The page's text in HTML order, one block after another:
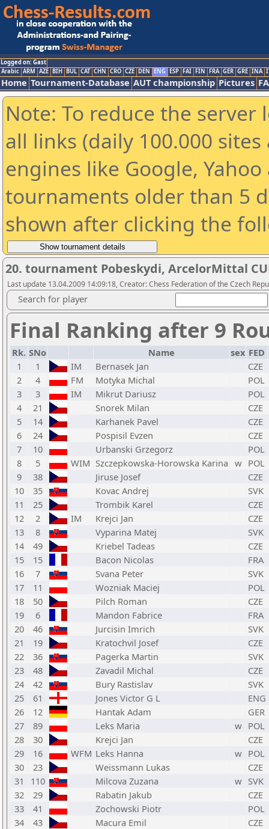
Logged on: Gast
Arabic ARM AZE BIH BUL CAT CHN CRO CZE DEN ENG ESP FAI FIN FRA GER GRE INA
Home Tournament-Database AUT championship Pictures
Note: To reduce the
all links (daily 100.000
engines like Google,
tournaments older than 5
shown after clicking the
20. tournament Pobeskydi, ArcelorMittal
Last update 13.04.2009 14:09:18, Creator: Chess Federation of the Czech
Search for player
Final Ranking after 9
Rk. SNo Name sex FED
1
1 IM Bernasek Jan
CZE
2
4 FM Motyka Michal
POL
3
3 IM Mikrut Dariusz
POL
4
21 Snorek Milan
CZE
5
14 Karhanek Pavel
CZE
6
24 Pospisil Evzen
CZE
7
10 Urbanski Grzegorz
POL
8
5 WIM Szczepkowska-Horowska Karina w POL
9
38 Jiruse Josef
CZE
10
35 Kovac Andrej
SVK
11
25 Trombik Karel
CZE
12
2 IM Krejci Jan
CZE
13
8 Vyparina Matej
SVK
14
49 Kriebel Tadeas
CZE
15
15 Bacon Nicolas
FRA
16
7 Svana Peter
SVK
17
11 Wozniak Maciej
POL
18
50 Pilch Roman
CZE
19
6 Mandon Fabrice
FRA
20
46 Jurcisin Imrich
SVK
21
19 Kratochvil Josef
CZE
22
36 Pagerka Martin
SVK
23
48 Zavadil Michal
CZE
24
42 Bury Rastislav
SVK
25
61 Jones Victor G L
ENG
26
12 Hantak Adam
GER
27
89 Leks Maria w POL
28
30 Krejci Jan
CZE
29
16 WFM Leks Hanna w POL
30
23 Weissmann Lukas
CZE
31
110 Milcova Zuzana w SVK
32
29 Rabatin Jakub
CZE
33
41 Zochowski Piotr
POL
34
43 Macura Emil
CZE